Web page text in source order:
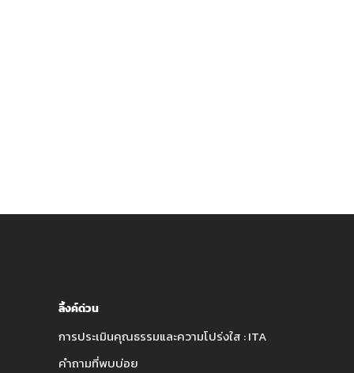
ลิ้งค์ด่วน
การประเมินคุณธรรมและความโปร่งใส : ITA
คำถามที่พบบ่อย